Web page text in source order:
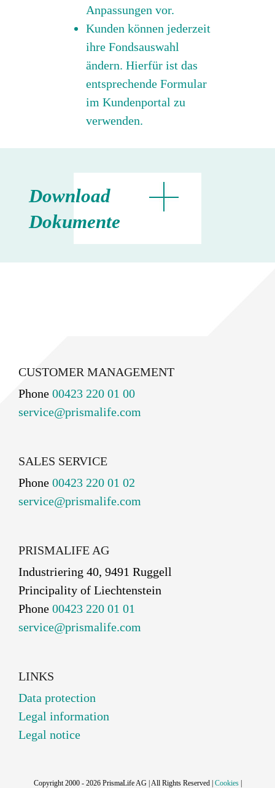
Anpassungen vor.
Kunden können jederzeit
ihre Fondsauswahl
ändern. Hierfür ist das
entsprechende Formular
im Kundenportal zu
verwenden.
Download
Dokumente
CUSTOMER MANAGEMENT
Phone 00423 220 01 00
service@prismalife.com
SALES SERVICE
Phone 00423 220 01 02
service@prismalife.com
PRISMALIFE AG
Industriering 40, 9491 Ruggell
Principality of Liechtenstein
Phone 00423 220 01 01
service@prismalife.com
LINKS
Data protection
Legal information
Legal notice
Copyright 2000 - 2026 PrismaLife AG | All Rights Reserved | Cookies|